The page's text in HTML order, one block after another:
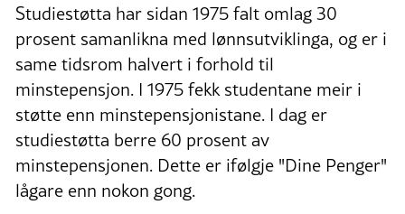
Studiestøtta har sidan 1975 falt omlag 30
prosent samanlikna med lønnsutviklinga, og er i
same tidsrom halvert i forhold til
minstepensjon. I 1975 fekk studentane meir i
støtte enn minstepensjonistane. I dag er
studiestøtta berre 60 prosent av
minstepensjonen. Dette er ifølgje "Dine Penger"
lågare enn nokon gong.